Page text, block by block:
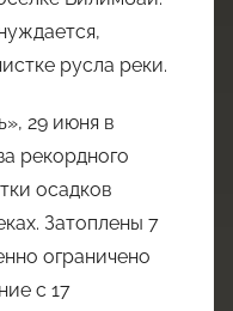
русла реки.
29 июня в
рекордного
осадков
Затоплены 7
ограничено
с 17